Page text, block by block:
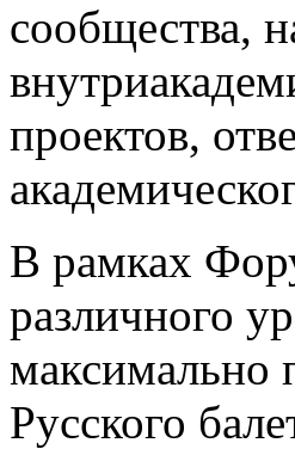
сообщества,
проектов,
В рамках
различного
максимально
Русского